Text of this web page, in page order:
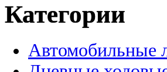
Категории
Автомобильные